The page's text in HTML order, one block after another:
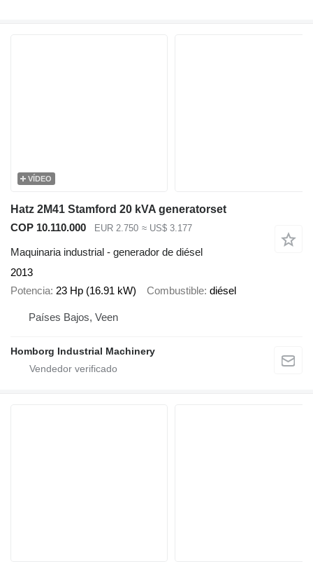
VÍDEO
Hatz 2M41 Stamford 20 kVA generatorset
COP 10.110.000
EUR 2.750 ≈ US$ 3.177
Maquinaria industrial - generador de diésel
2013
Potencia 23 Hp (16.91 kW) Combustible diésel
Países Bajos, Veen
Homborg Industrial Machinery